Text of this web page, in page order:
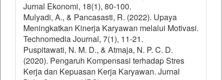
Jurnal Ekonomi, 18(1), 80-100.
Mulyadi, A., & Pancasasti, R. (2022). Upaya
Meningkatkan Kinerja Karyawan melalui Motivasi.
Technomedia Journal, 7(1), 11-21.
Puspitawati, N. M. D., & Atmaja, N. P. C. D.
(2020). Pengaruh Kompensasi terhadap Stres
Kerja dan Kepuasan Kerja Karyawan. Jurnal